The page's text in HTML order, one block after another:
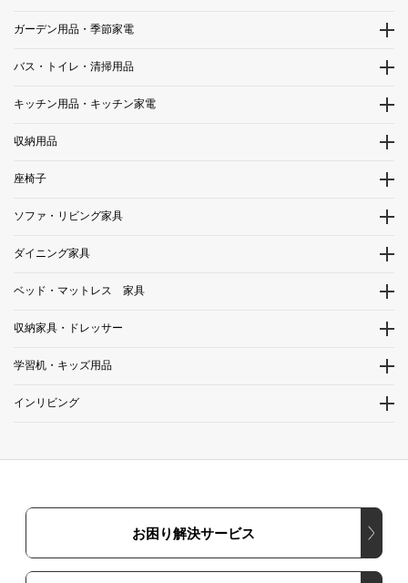
ガーデン用品・季節家電
バス・トイレ・清掃用品
キッチン用品・キッチン家電
収納用品
座椅子
ソファ・リビング家具
ダイニング家具
ベッド・マットレス 家具
収納家具・ドレッサー
学習机・キッズ用品
インリビング
お困り解決サービス